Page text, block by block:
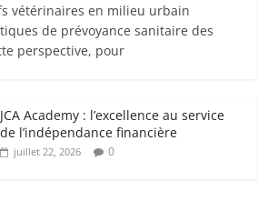
vétérinaires en milieu urbain
de prévoyance sanitaire des
perspective, pour
JCA Academy : l’excellence au service
de l’indépendance financière
juillet 22, 2026 0